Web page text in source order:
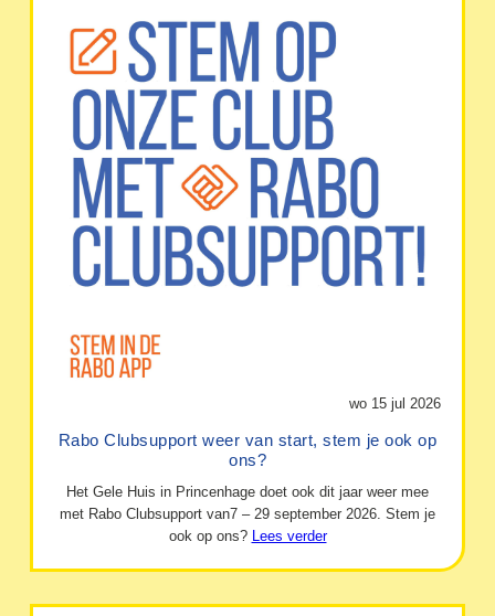
wo 15 jul 2026
Rabo Clubsupport weer van start, stem je ook op
ons?
Het Gele Huis in Princenhage doet ook dit jaar weer mee
met Rabo Clubsupport van7 – 29 september 2026. Stem je
ook op ons? Lees verder